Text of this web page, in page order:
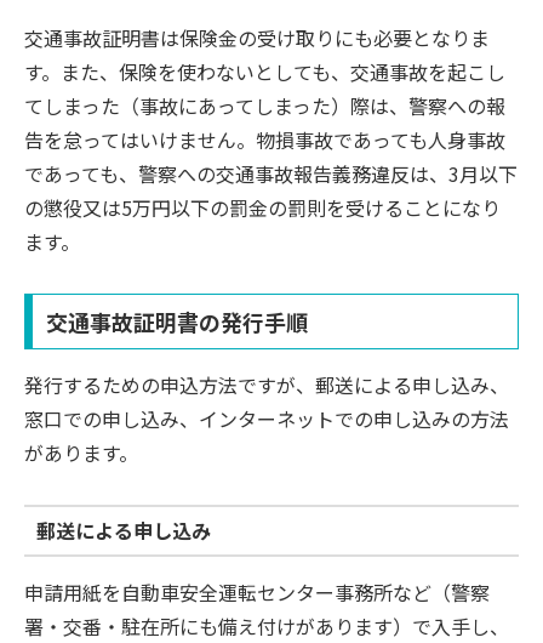
交通事故証明書は保険金の受け取りにも必要となりま
す。また、保険を使わないとしても、交通事故を起こし
てしまった（事故にあってしまった）際は、警察への報
告を怠ってはいけません。物損事故であっても人身事故
であっても、警察への交通事故報告義務違反は、3月以下
の懲役又は5万円以下の罰金の罰則を受けることになり
ます。
交通事故証明書の発行手順
発行するための申込方法ですが、郵送による申し込み、
窓口での申し込み、インターネットでの申し込みの方法
があります。
郵送による申し込み
申請用紙を自動車安全運転センター事務所など（警察
署・交番・駐在所にも備え付けがあります）で入手し、